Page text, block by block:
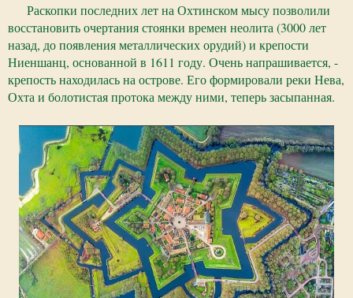
Раскопки последних лет на Охтинском мысу позволили
восстановить очертания стоянки времен неолита (3000 лет
назад, до появления металлических орудий) и крепости
Ниеншанц, основанной в 1611 году. Очень напрашивается, -
крепость находилась на острове. Его формировали реки Нева,
Охта и болотистая протока между ними, теперь засыпанная.